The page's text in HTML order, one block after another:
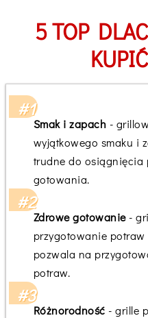
5 TOP
Smak i zapach -
wyjątkowego smaku i
trudne do osiągnięcia
gotowania.
Zdrowe gotowanie-
przygotowanie potraw
pozwala na
potraw.
Różnorodność - grille